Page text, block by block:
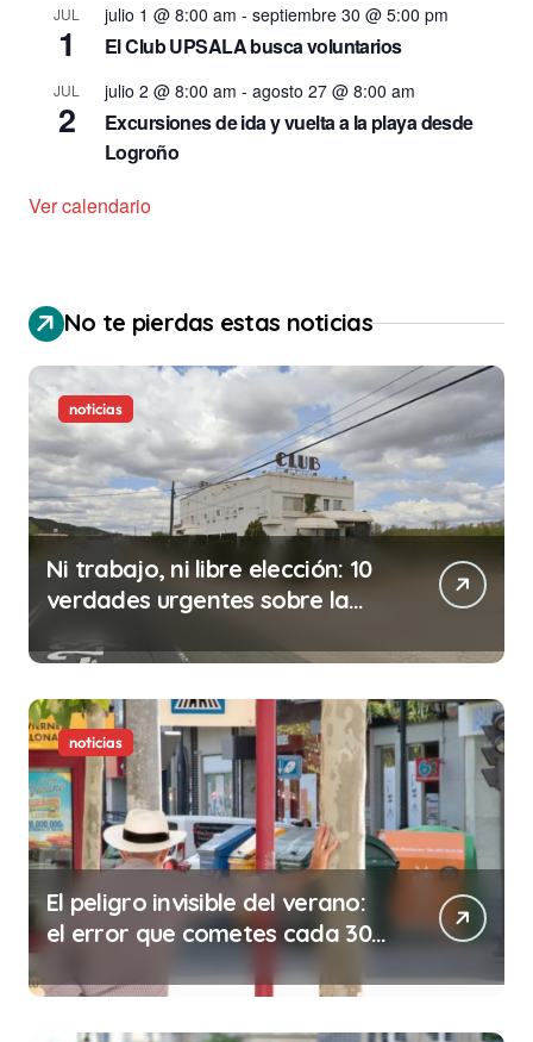
JUL
1
julio 1 @ 8:00 am - septiembre 30 @ 5:00 pm
El Club UPSALA busca voluntarios
JUL
2
julio 2 @ 8:00 am - agosto 27 @ 8:00 am
Excursiones de ida y vuelta a la playa desde
Logroño
Ver calendario
No te pierdas estas noticias
noticias
Ni trabajo, ni libre elección: 10
verdades urgentes sobre la
noticias
El peligro invisible del verano:
el error que cometes cada 30
minutos en tu trabajo (y la
ilegalidad que te puede costar
la vida)